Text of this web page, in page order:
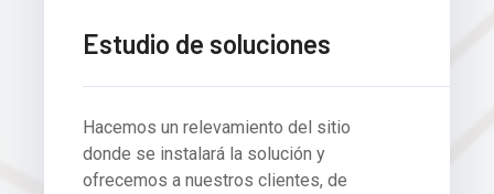
Estudio de soluciones
Hacemos un relevamiento del sitio
donde se instalará la solución y
ofrecemos a nuestros clientes, de